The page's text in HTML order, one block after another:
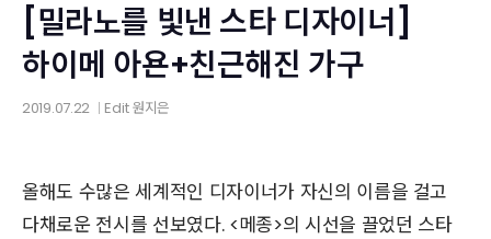
[밀라노를 빛낸 스타 디자이너]
하이메 아욘+친근해진 가구
2019.07.22 Edit원지은
올해도 수많은 세계적인 디자이너가 자신의 이름을 걸고
다채로운 전시를 선보였다. <메종>의 시선을 끌었던 스타